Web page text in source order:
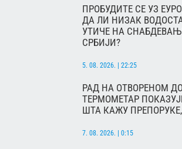
ПРОБУДИТЕ СЕ УЗ
ДА ЛИ НИЗАК
УТИЧЕ НА
СРБИЈИ?
5. 08. 2026. | 22:25
РАД НА ОТВОРЕНОМ
ТЕРМОМЕТАР
ШТА КАЖУ
7. 08. 2026. | 0:15